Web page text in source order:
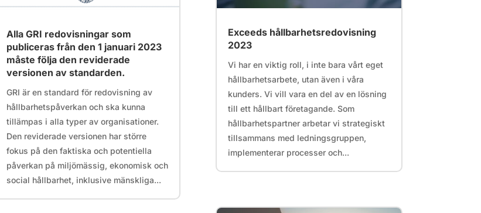
Alla GRI redovisningar som
publiceras från den 1 januari 2023
måste följa den reviderade
versionen av standarden.
GRI är en standard för redovisning av
hållbarhetspåverkan och ska kunna
tillämpas i alla typer av organisationer.
Den reviderade versionen har större
fokus på den faktiska och potentiella
påverkan på miljömässig, ekonomisk och
social hållbarhet, inklusive mänskliga...
Exceeds hållbarhetsredovisning
2023
Vi har en viktig roll, i inte bara vårt eget
hållbarhetsarbete, utan även i våra
kunders. Vi vill vara en del av en lösning
till ett hållbart företagande. Som
hållbarhetspartner arbetar vi strategiskt
tillsammans med ledningsgruppen,
implementerar processer och...